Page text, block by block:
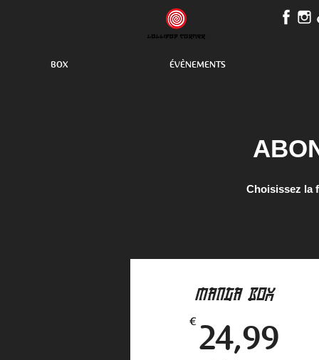
BOX ÉVÈNEMENTS
Choisissez la
MANGA BOX
€ 24,99